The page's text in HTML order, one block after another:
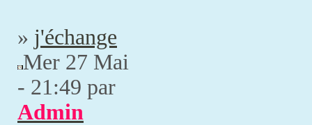
» j'échange
Mer 27 Mai
- 21:49 par
Admin